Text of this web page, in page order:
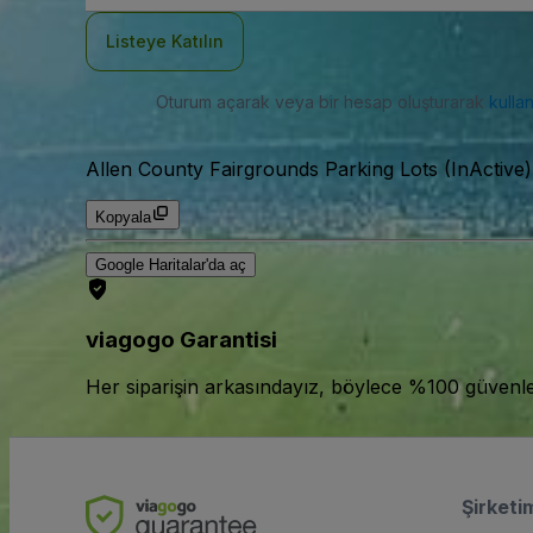
Listeye Katılın
Oturum açarak veya bir hesap oluşturarak
Allen County Fairgrounds Parking Lots (InActive)
Kopyala
Google Haritalar'da aç
viagogo Garantisi
Her siparişin arkasındayız, böylece %100